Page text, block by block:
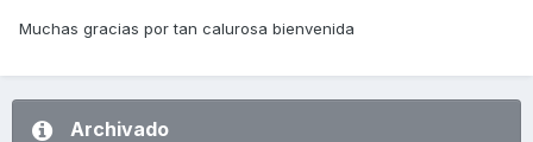
Muchas gracias por tan calurosa bienvenida
Archivado